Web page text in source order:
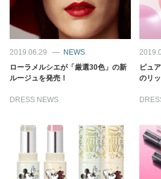
2019.06.29
NEWS
ローラメルシエが「厳選30色」の新
ルージュを発売！
DRESS NEWS
ピュ
のリ